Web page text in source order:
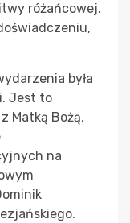
różańcowej.
była
Jest to
Matką Bożą,
na